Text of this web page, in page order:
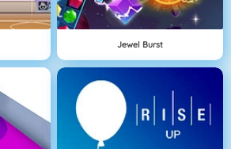
Jewel Burst